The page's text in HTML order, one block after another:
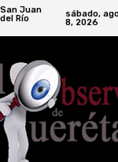
San Juan
del Río
sábado,
8, 2026